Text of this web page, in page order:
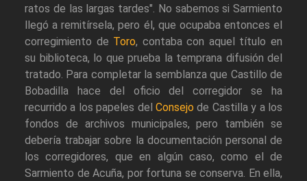
ratos de las largas tardes". No sabemos si Sarmiento
llegó a remitírsela, pero él, que ocupaba entonces el
corregimiento de Toro, contaba con aquel título en
su biblioteca, lo que prueba la temprana difusión del
tratado. Para completar la semblanza que Castillo de
Bobadilla hace del oficio del corregidor se ha
recurrido a los papeles del Consejo de Castilla y a los
fondos de archivos municipales, pero también se
debería trabajar sobre la documentación personal de
los corregidores, que en algún caso, como el de
Sarmiento de Acuña, por fortuna se conserva. En ella,